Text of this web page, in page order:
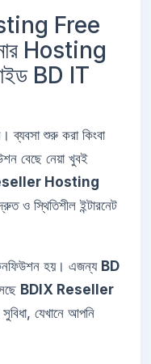
Free
Hosting
BD IT
ব্যবসা শুরু করা কিংবা
বেছে নেয়া খুবই
Hosting
ও স্থিতিশীল ইন্টারনেট
কনফিউশন হয়। এজন্য BD
BDIX Reseller
সুবিধা, যেখানে আপনি